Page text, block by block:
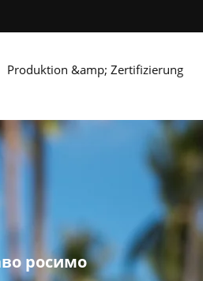
Produktion &amp; Zertifizierung
росимо